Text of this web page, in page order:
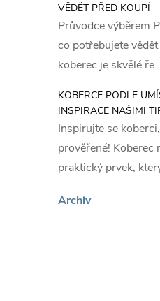
VĚDĚT PŘED KOUPÍ
Průvodce výběrem
co potřebujete
koberec je skvělé
KOBERCE PODLE
INSPIRACE NAŠIMI
Inspirujte se
prověřené! Koberec
praktický prvek,
Archiv